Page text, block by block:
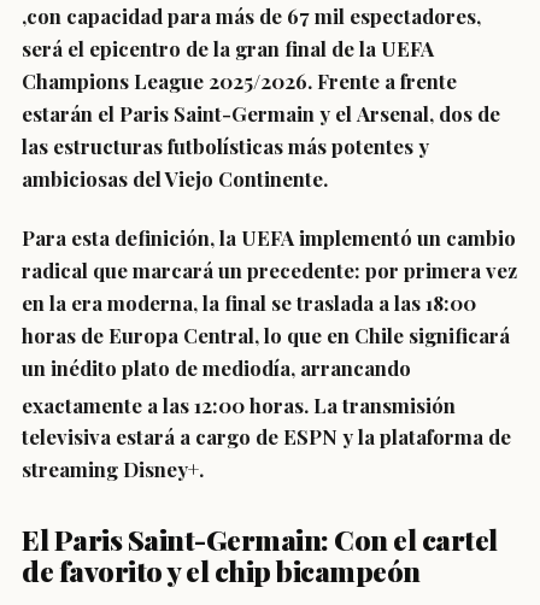
,con capacidad para más de 67 mil espectadores,
será el epicentro de la gran final de la UEFA
Champions League 2025/2026. Frente a frente
estarán el Paris Saint-Germain y el Arsenal, dos de
las estructuras futbolísticas más potentes y
ambiciosas del Viejo Continente.
Para esta definición, la UEFA implementó un cambio
radical que marcará un precedente: por primera vez
en la era moderna, la final se traslada a las 18:00
horas de Europa Central, lo que en Chile significará
un inédito plato de mediodía, arrancando
exactamente a las 12:00 horas. La transmisión
televisiva estará a cargo de ESPN y la plataforma de
streaming Disney+.
El Paris Saint-Germain: Con el cartel
de favorito y el chip bicampeón